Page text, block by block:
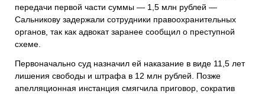
передачи первой части суммы — 1,5 млн рублей —
Сальникову задержали сотрудники правоохранительных
органов, так как адвокат заранее сообщил о преступной
схеме.
Первоначально суд назначил ей наказание в виде 11,5 лет
лишения свободы и штрафа в 12 млн рублей. Позже
апелляционная инстанция смягчила приговор, сократив